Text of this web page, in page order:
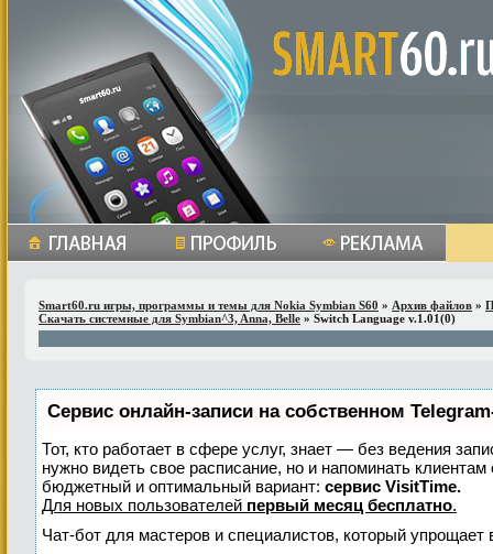
Smart60.ru игры, программы и темы для Nokia Symbian S60 » Архив файлов »
Скачать системные для Symbian^3, Anna, Belle » Switch Language v.1.01(0)
Сервис онлайн-записи на собственном
Тот, кто работает в сфере услуг, знает — без ведения
нужно видеть свое расписание, но и напоминать
бюджетный и оптимальный вариант: сервис VisitTime.
Для новых пользователей первый месяц бесплатно.
Чат-бот для мастеров и специалистов, который упрощает